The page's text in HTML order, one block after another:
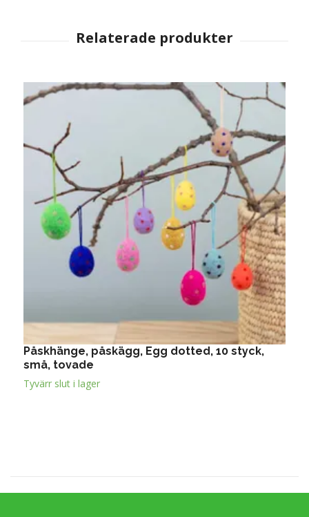
Påskhänge, påskägg, Egg dotted, 10 styck,
små, tovade
Tyvärr slut i lager